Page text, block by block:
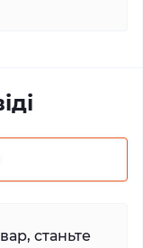
станьте